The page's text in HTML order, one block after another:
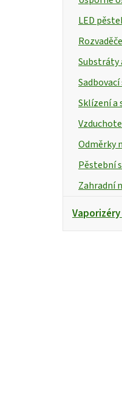
LED
Substráty
Sklízení a
Odměrky
Pěstební
Zahradní
Vaporizéry